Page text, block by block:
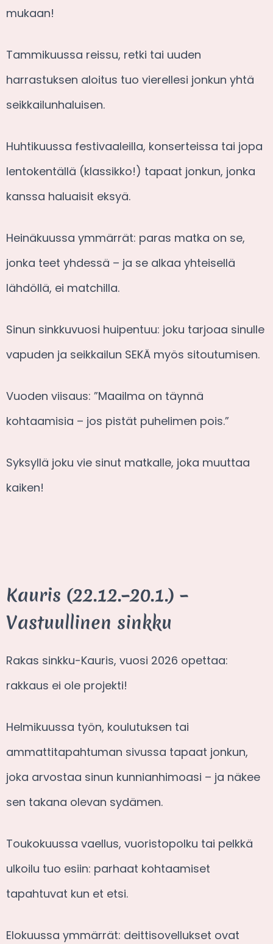
mukaan!
Tammikuussa reissu, retki tai uuden
harrastuksen aloitus tuo vierellesi jonkun yhtä
seikkailunhaluisen.
Huhtikuussa festivaaleilla, konserteissa tai jopa
lentokentällä (klassikko!) tapaat jonkun, jonka
kanssa haluaisit eksyä.
Heinäkuussa ymmärrät: paras matka on se,
jonka teet yhdessä – ja se alkaa yhteisellä
lähdöllä, ei matchilla.
Sinun sinkkuvuosi huipentuu: joku tarjoaa sinulle
vapuden ja seikkailun SEKÄ myös sitoutumisen.
Vuoden viisaus: ”Maailma on täynnä
kohtaamisia – jos pistät puhelimen pois.”
Syksyllä joku vie sinut matkalle, joka muuttaa
kaiken!
Kauris (22.12.–20.1.) –
Vastuullinen sinkku
Rakas sinkku-Kauris, vuosi 2026 opettaa:
rakkaus ei ole projekti!
Helmikuussa työn, koulutuksen tai
ammattitapahtuman sivussa tapaat jonkun,
joka arvostaa sinun kunnianhimoasi – ja näkee
sen takana olevan sydämen.
Toukokuussa vaellus, vuoristopolku tai pelkkä
ulkoilu tuo esiin: parhaat kohtaamiset
tapahtuvat kun et etsi.
Elokuussa ymmärrät: deittisovellukset ovat